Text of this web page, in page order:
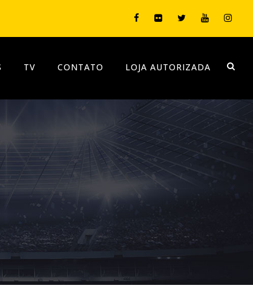
TV CONTATO LOJA AUTORIZADA